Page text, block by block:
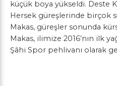
küçük boya yükseldi. Deste
Hersek güreşlerinde birçok
Makas, güreşler sonunda
Makas, ilimize 2016’nın ilk
Şâhi Spor pehlivanı olarak